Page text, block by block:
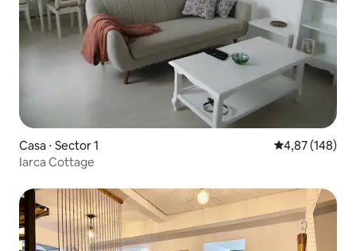
Casa ⋅ Sector 1 4,87 de uma
4,87 (148)
Iarca Cottage